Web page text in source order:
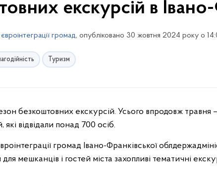
екскурсій в
громад, опубліковано 30 жовтня 2024 року о
Туризм
безкоштовних екскурсій. Усього впродовж травня
відвідали понад 700 осіб.
громад Івано-Франківської
мешканців і гостей міста захопливі тематичні